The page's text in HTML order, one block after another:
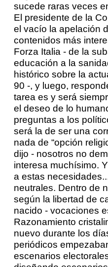
sucede raras veces
El presidente de la
el vacío la apelación
contenidos más
Forza Italia - de la
educación a la
histórico sobre la
90 -, y luego,
tarea es y será
el deseo de lo
preguntas a los
será la de ser una
nada de “opción
dijo - nosotros no
interesa muchísimo.
a estas
neutrales. Dentro de
según la libertad de
nacido - vocaciones
Razonamiento
nuevo durante los
periódicos
escenarios